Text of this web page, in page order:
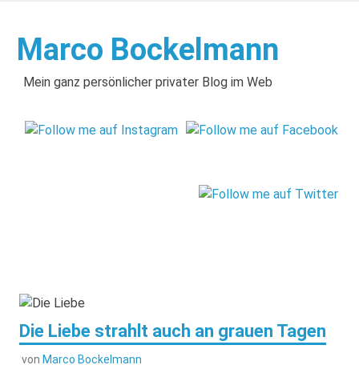
springen
Marco Bockelmann
Mein ganz persönlicher privater Blog im Web
Die Liebe strahlt auch an grauen Tagen
von Marco Bockelmann